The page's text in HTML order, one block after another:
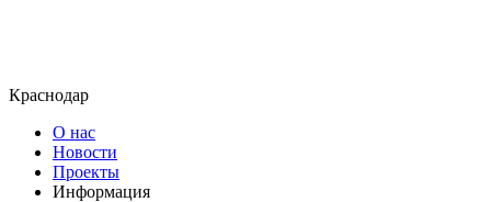
Краснодар
О нас
Новости
Проекты
Информация